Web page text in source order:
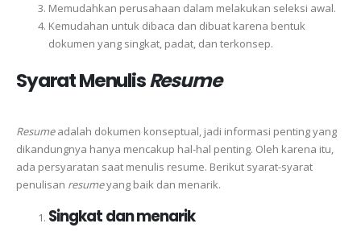
Memudahkan perusahaan dalam melakukan seleksi awal.
Kemudahan untuk dibaca dan dibuat karena bentuk
dokumen yang singkat, padat, dan terkonsep.
Syarat MenulisResume
Resumeadalah dokumen konseptual, jadi informasi penting yang
dikandungnya hanya mencakup hal-hal penting. Oleh karena itu,
ada persyaratan saat menulis resume. Berikut syarat-syarat
penulisan resumeyang baik dan menarik.
Singkat dan menarik